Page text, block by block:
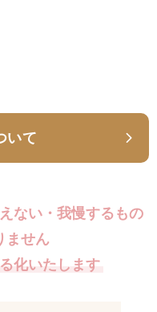
いて
ない・我慢するもの
ません
化いたします